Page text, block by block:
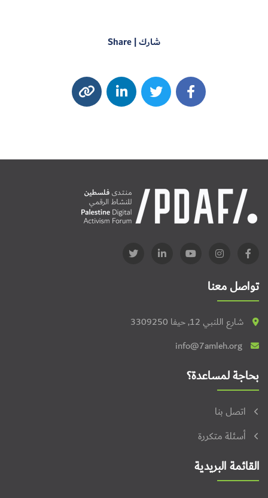
شارك | Share
تواصل معنا
شارع اللنبي 12, حيفا 3309250
info@7amleh.org
بحاجة لمساعدة؟
اتصل بنا
أسئلة متكررة
القائمة البريدية